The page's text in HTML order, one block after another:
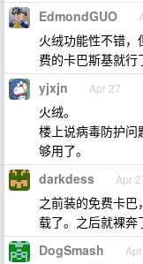
EdmondGUO
火绒功能性不错
费的卡巴斯基就行
yjxjn Apr 27
火绒。
楼上说病毒防护问
够用了。
darkdess Apr
之前装的免费卡
载了。之后就裸奔
DogSmash